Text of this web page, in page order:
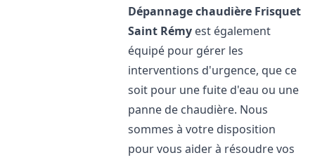
Dépannage chaudière Frisquet
Saint Rémy est également
équipé pour gérer les
interventions d'urgence, que ce
soit pour une fuite d'eau ou une
panne de chaudière. Nous
sommes à votre disposition
pour vous aider à résoudre vos